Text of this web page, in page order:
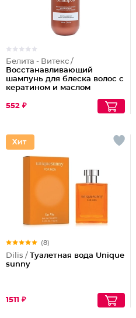
Белита - Витекс /
Восстанавливающий
шампунь для блеска волос с
кератином и маслом
552 ₽
(8)
Dilis / Туалетная вода Unique
sunny
1511 ₽